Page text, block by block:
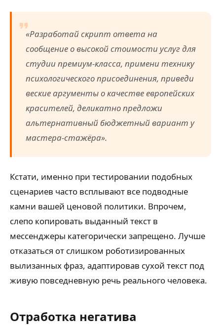
«Разработай скрипт ответа на
сообщение о высокой стоимости услуг для
студии премиум-класса, примени технику
психологического присоединения, приведи
веские аргументы о качестве европейских
красителей, деликатно предложи
альтернативный бюджетный вариант у
мастера-стажёра».
Кстати, именно при тестировании подобных
сценариев часто всплывают все подводные
камни вашей ценовой политики. Впрочем,
слепо копировать выданный текст в
мессенджеры категорически запрещено. Лучше
отказаться от слишком роботизированных
вылизанных фраз, адаптировав сухой текст под
живую повседневную речь реального человека.
Отработка негатива